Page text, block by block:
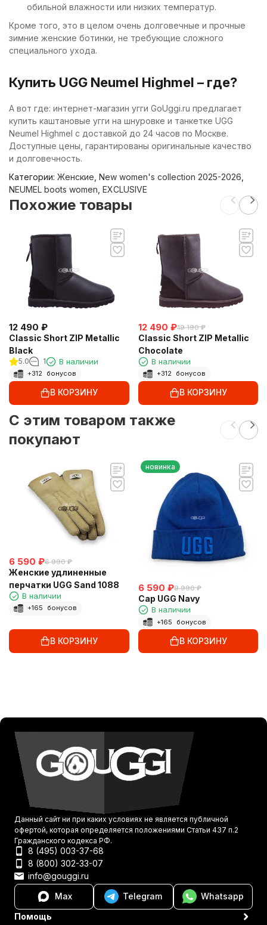
обильной влажности или низких температур.
Кроме того, это в целом очень долговечные и прочные
зимние женские ботинки, не требующие сложного
специального ухода.
Купить UGG Neumel Highmel – где?
А вот где: интернет-магазин угги GoUggi.ru предлагает
купить каштановые угги на шнуровке и танкетке UGG
Neumel Highmel с доставкой до 24 часов по Москве.
Доступные цены, гарантированы оригинальные качество
и долговечность.
Категории: Женские New women's collection 2025-2026
NEUMEL boots women EXCLUSIVE
Похожие товары
12 490 ₽
Classic Short ZIP Metallic
Black
5.0 1 В наличии
+312 бонусов
В КОРЗИНУ
12 490 ₽19 190 ₽
Classic Short ZIP Metallic
Chocolate
В наличии
+312 бонусов
В КОРЗИНУ
C этим товаром также
покупают
6 590 ₽6 990 ₽
Женские удлиненные
перчатки UGG Sand 1088
В наличии
+165 бонусов
В КОРЗИНУ
новинка
6 590 ₽9 990 ₽
Cap UGG Navy
В наличии
+165 бонусов
В КОРЗИНУ
Данный сайт ни при каких условиях не является публичной
офертой, которая определяется положениями Статьи 437 п.2
Гражданского кодекса РФ.
8 (495) 003-37-68
8 (800) 302-33-07
info@gouggi.ru
Max
Telegram
Whatsapp
Помощь